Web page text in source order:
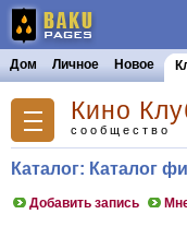
Дом Личное Новое
Кино
сообщество
Каталог: Каталог
Добавить запись